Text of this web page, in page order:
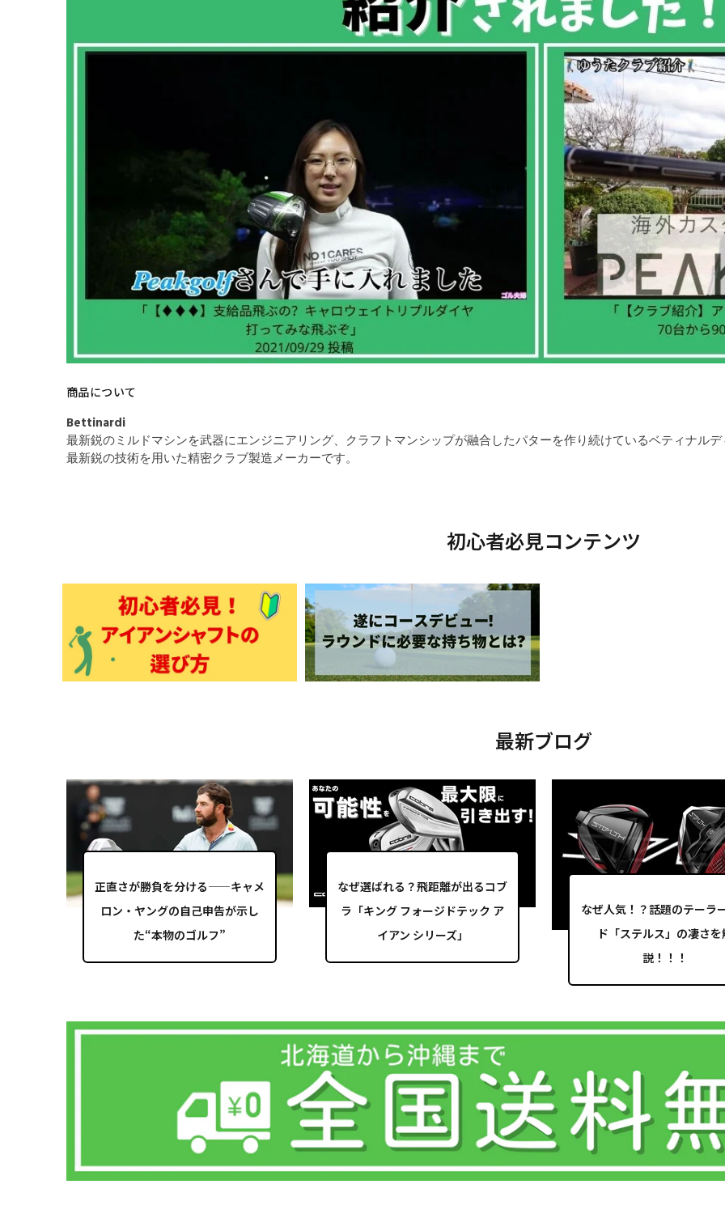
商品について
Bettinardi
最新鋭のミルドマシンを武器にエンジニアリング、クラフトマンシップが融合したパターを作り続けているベティナル
最新鋭の技術を用いた精密クラブ製造メーカーです。
初心者必見コンテンツ
最新ブログ
正直さが勝負を分ける——キャメ
ロン・ヤングの自己申告が示し
た“本物のゴルフ”
なぜ選ばれる？飛距離が出るコブ
ラ「キング フォージドテック ア
イアン シリーズ」
なぜ人気！？話題のテーラ
ド「ステルス」の凄さを
説！！！